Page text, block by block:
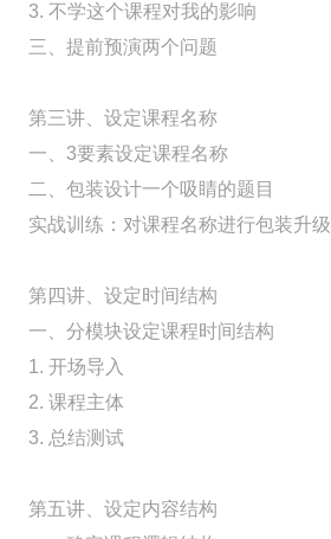
3. 不学这个课程对我的影响
三、提前预演两个问题
第三讲、设定课程名称
一、3要素设定课程名称
二、包装设计一个吸睛的题目
实战训练：对课程名称进行包装升级
第四讲、设定时间结构
一、分模块设定课程时间结构
1. 开场导入
2. 课程主体
3. 总结测试
第五讲、设定内容结构